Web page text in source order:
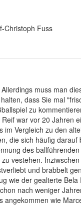
Christoph Fuss
muss man
dass Sie mal
zu
war vor 20 Jahren
im Vergleich zu den
die sich häufig darauf
des
vestehen.
und brabbelt
wie der gealterte Bela
nach weniger
angekommen wie